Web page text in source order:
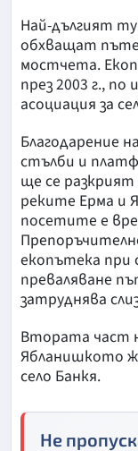
Най-дългият
обхващат
мостчета.
през 2003 г., по
асоциация за
Благодарение
стълби и
ще се
реките Ерма и
посетите е
екопътека при
преваляване
затруднява
Втората част
Ябланишкото
село Банкя.
Не